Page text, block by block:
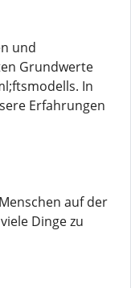
und
Grundwerte
In
Erfahrungen
auf der
Dinge zu